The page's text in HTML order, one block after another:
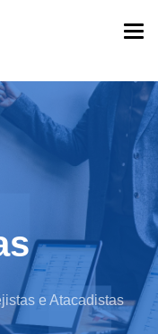
e Atacadistas